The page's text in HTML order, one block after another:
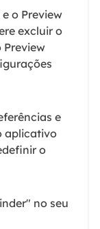
o Preview
excluir o
e
aplicativo
o
no seu